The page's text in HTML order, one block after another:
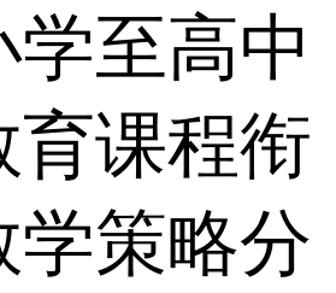
学至高中
育课程衔
学策略分